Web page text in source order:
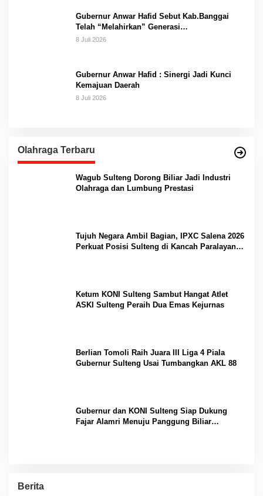
Gubernur Anwar Hafid Sebut Kab.Banggai
Telah “Melahirkan” Generasi…
8 Juli 2026
Gubernur Anwar Hafid : Sinergi Jadi Kunci
Kemajuan Daerah
8 Juli 2026
Olahraga Terbaru
Wagub Sulteng Dorong Biliar Jadi Industri
Olahraga dan Lumbung Prestasi
Tujuh Negara Ambil Bagian, IPXC Salena 2026
Perkuat Posisi Sulteng di Kancah Paralayang
Ketum KONI Sulteng Sambut Hangat Atlet
ASKI Sulteng Peraih Dua Emas Kejurnas
Berlian Tomoli Raih Juara III Liga 4 Piala
Gubernur Sulteng Usai Tumbangkan AKL 88
Gubernur dan KONI Sulteng Siap Dukung
Fajar Alamri Menuju Panggung Biliar
Berita